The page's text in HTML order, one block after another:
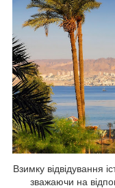
Взимку відвідування
зважаючи на